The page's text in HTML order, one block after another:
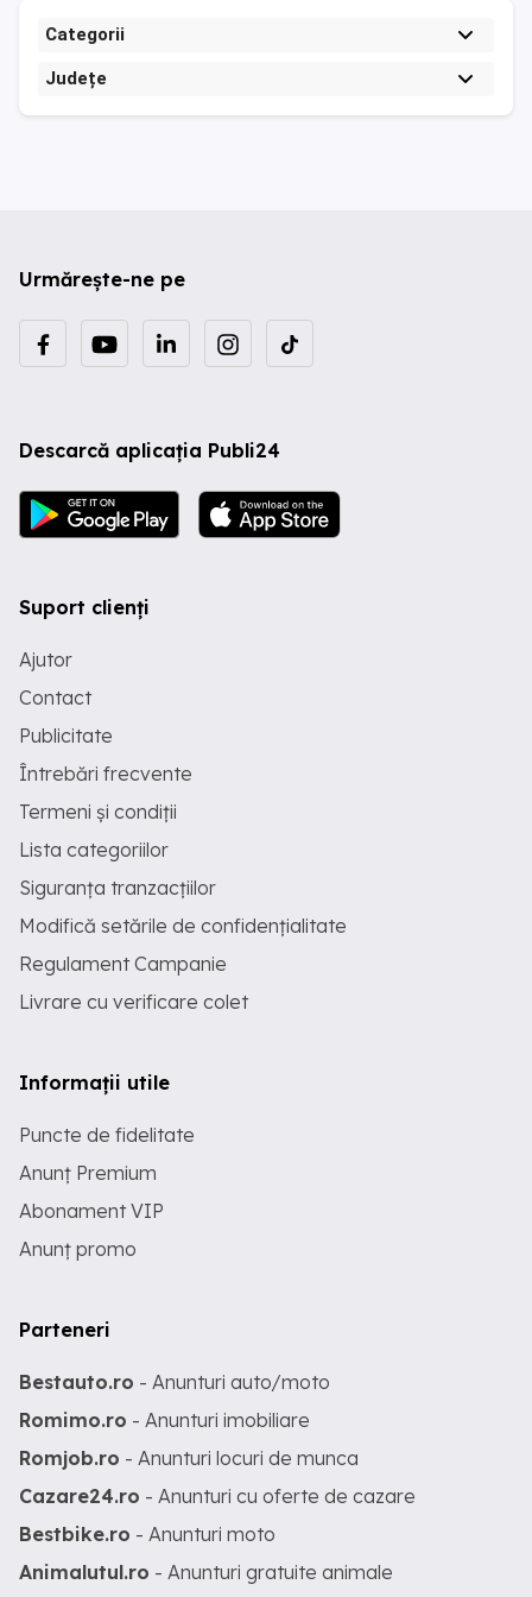
Categorii
Județe
Urmărește-ne pe
Descarcă aplicația Publi24
Suport clienți
Ajutor
Contact
Publicitate
Întrebări frecvente
Termeni și condiții
Lista categoriilor
Siguranța tranzacțiilor
Modifică setările de confidențialitate
Regulament Campanie
Livrare cu verificare colet
Informații utile
Puncte de fidelitate
Anunț Premium
Abonament VIP
Anunț promo
Parteneri
Bestauto.ro - Anunturi auto/moto
Romimo.ro - Anunturi imobiliare
Romjob.ro - Anunturi locuri de munca
Cazare24.ro - Anunturi cu oferte de cazare
Bestbike.ro - Anunturi moto
Animalutul.ro - Anunturi gratuite animale